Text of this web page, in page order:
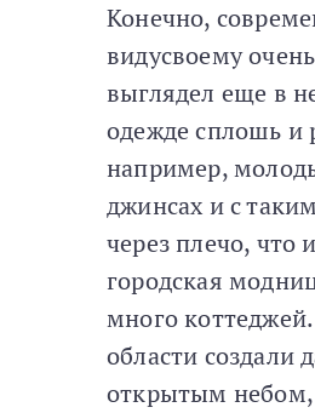
Конечно,
видусвоему
выглядел еще в
одежде сплошь и
например,
джинсах и с
через плечо, что
городская
много
области создали
открытым небом,